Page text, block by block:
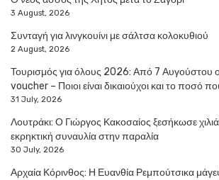
3 August, 2026
Συνταγή για λινγκουίνι με σάλτσα κολοκυθιού
2 August, 2026
Τουρισμός για όλους 2026: Από 7 Αυγούστου οι
voucher – Ποιοι είναι δικαιούχοι και το ποσό
31 July, 2026
Λουτράκι: Ο Γιώργος Κακοσαίος ξεσήκωσε
εκρηκτική συναυλία στην παραλία
30 July, 2026
Αρχαία Κόρινθος: Η Ευανθία Ρεμπούτσικα